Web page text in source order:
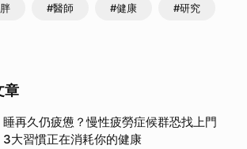
#醫師 #健康 #研究
章
睡再久仍疲憊？慢性疲勞症候群恐找上門
3大習慣正在消耗你的健康